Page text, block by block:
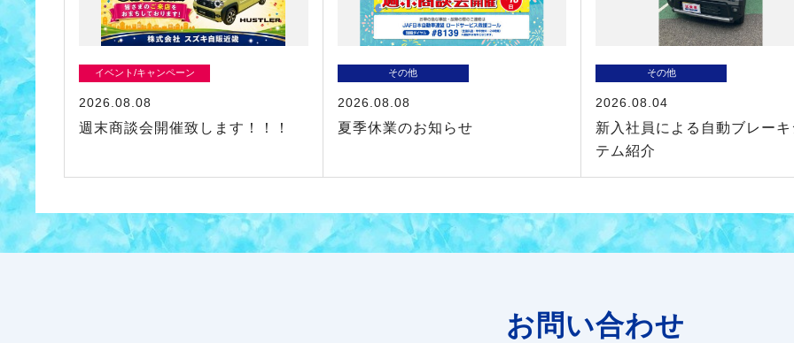
イベント/キャンペーン
2026.08.08
週末商談会開催致します！！！
その他
2026.08.08
夏季休業のお知らせ
その他
2026.08.04
新入社員による自動ブレー
テム紹介
お問い合わせ